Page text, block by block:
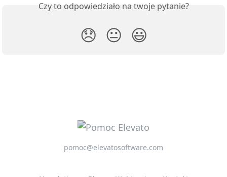
Czy to odpowiedziało na twoje pytanie?
😞 😐 😃
pomoc@elevatosoftware.com